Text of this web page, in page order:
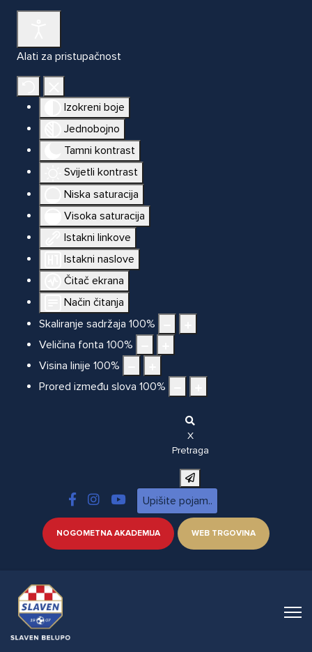
Alati za pristupačnost
Izokreni boje
Jednobojno
Tamni kontrast
Svijetli kontrast
Niska saturacija
Visoka saturacija
Istakni linkove
Istakni naslove
Čitač ekrana
Način čitanja
Skaliranje sadržaja 100%
Veličina fonta 100%
Visina linije 100%
Prored između slova 100%
X
Pretraga
NOGOMETNA AKADEMIJA WEB TRGOVINA